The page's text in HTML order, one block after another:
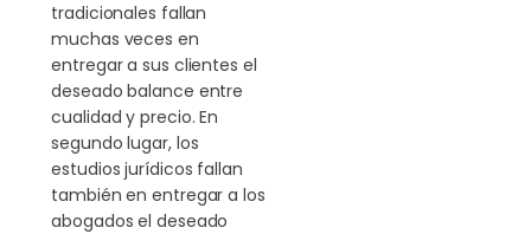
tradicionales fallan
muchas veces en
entregar a sus clientes el
deseado balance entre
cualidad y precio. En
segundo lugar, los
estudios jurídicos fallan
también en entregar a los
abogados el deseado